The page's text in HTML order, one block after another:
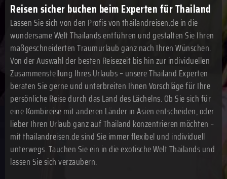
Reisen sicher buchen beim Experten für Thailand
Lassen Sie sich von den Profis von thailandreisen.de in die
wundersame Welt Thailands entführen und gestalten Sie Ihren
maßgeschneiderten Traumurlaub ganz nach Ihren Wünschen.
Von der Auswahl der besten Reisezeit bis hin zur individuellen
Zusammenstellung Ihres Urlaubs – unsere Thailand Experten
beraten Sie gerne und unterbreiten Ihnen Vorschläge für Ihre
persönliche Reise durch das Land des Lächelns. Ob Sie sich für
eine Kombireise mit anderen Länder in Asien entscheiden, oder
lieber Ihren Urlaub ganz auf Thailand konzentrieren möchten –
mit thailandreisen.de sind Sie immer flexibel und individuell
unterwegs. Tauchen Sie ein in die exotische Welt Thailands und
lassen Sie sich verzaubern.